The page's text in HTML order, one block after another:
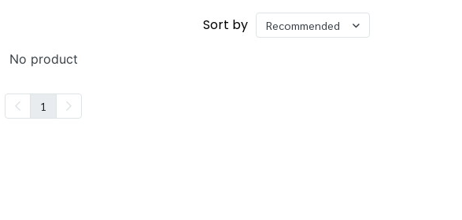
Sort by Recommended
No product
1